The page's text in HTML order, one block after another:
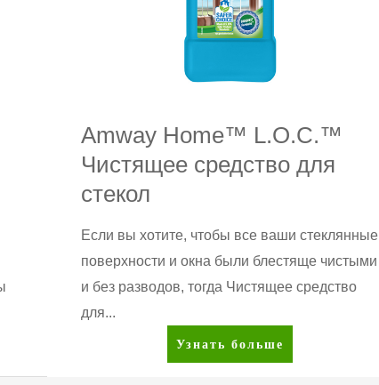
Amway Home™ L.O.C.™
Чистящее средство для
стекол
Если вы хотите, чтобы все ваши стеклянные
поверхности и окна были блестяще чистыми
и без разводов, тогда Чистящее средство
для...
Amway
Home™
Узнать больше